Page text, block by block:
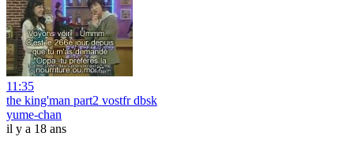
11:35
the king'man part2 vostfr dbsk
yume-chan
il y a 18 ans